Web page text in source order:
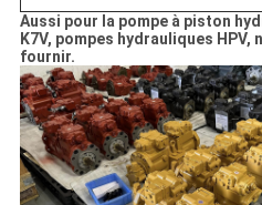
Aussi pour la pompe à piston
K7V, pompes hydrauliques
fournir.